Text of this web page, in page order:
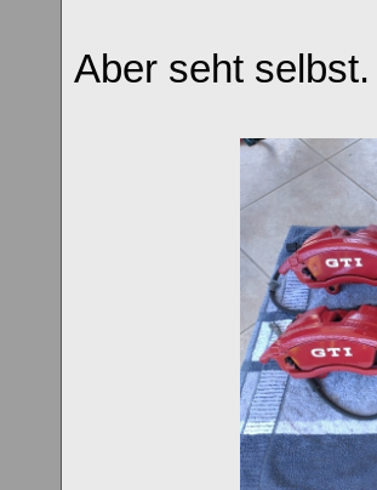
Aber seht selbst.